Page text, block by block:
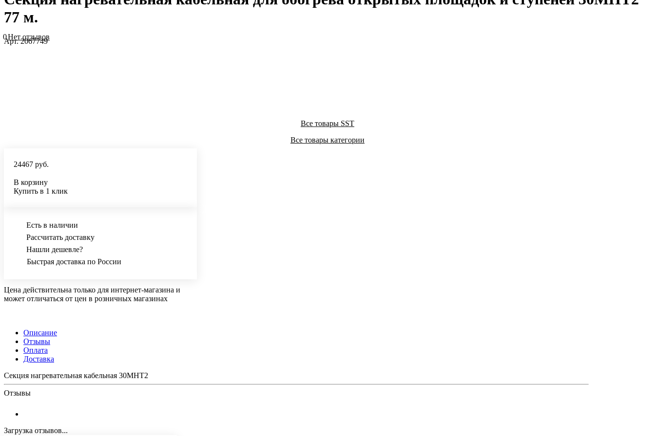
77 м.
0Нет отзывов
Арт.2067749
Все товары SST
Все товары категории
24467 руб.
В корзину
Купить в 1 клик
Есть в наличии
Рассчитать доставку
Нашли дешевле?
Быстрая доставка по России
Цена действительна только для интернет-магазина и
может отличаться от цен в розничных магазинах
Описание
Отзывы
Оплата
Доставка
Секция нагревательная кабельная 30МНТ2
Отзывы
Загрузка отзывов...